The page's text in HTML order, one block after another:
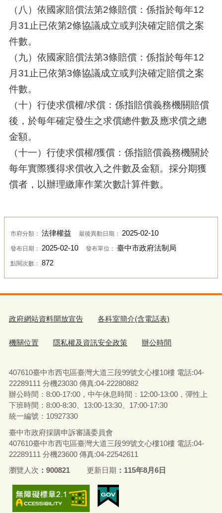
（八）依國家賠償法第2條賠償：係指於每年12
月31止已依第2條協議成立或判決確定賠償之案
件數。
（九）依國家賠償法第3條賠償：係指於每年12
月31止已依第3條協議成立或判決確定賠償之案
件數。
（十）行使求償權/求償：係指賠償義務機關賠償
後，於每年確定發生之求償總件數及應求償之總
金額。
（十一）行使求償權/獲償：係指賠償義務機關於
每年實際獲得求償收入之件數及金額。採分期獲
償者，以辦理繳庫作業次數計算件數。
市府分類： 法律權益 最後異動日期： 2025-02-10
發布日期： 2025-02-10 發布單位： 臺中市政府法制局
點閱次數： 872
政府網站資料開放宣告 各科室簡介(含電話表)
機關位置 隱私權及資訊安全政策 辦公時間
407610臺中市西屯區臺灣大道三段99號文心樓10樓 電話:04-
22289111 分機23030 傳真:04-22280882
辦公時間：8:00-17:00，中午休息時間：12:00-13:00，彈性上
下班時間：8:00-8:30、13:00-13:30、17:00-17:30
統一編號：10927330
臺中市政府採購申訴審議委員會
407610臺中市西屯區臺灣大道三段99號文心樓10樓 電話:04-
22289111 分機23600 傳真:04-22542611
瀏覽人次
900821 更新日期 115年8月6日